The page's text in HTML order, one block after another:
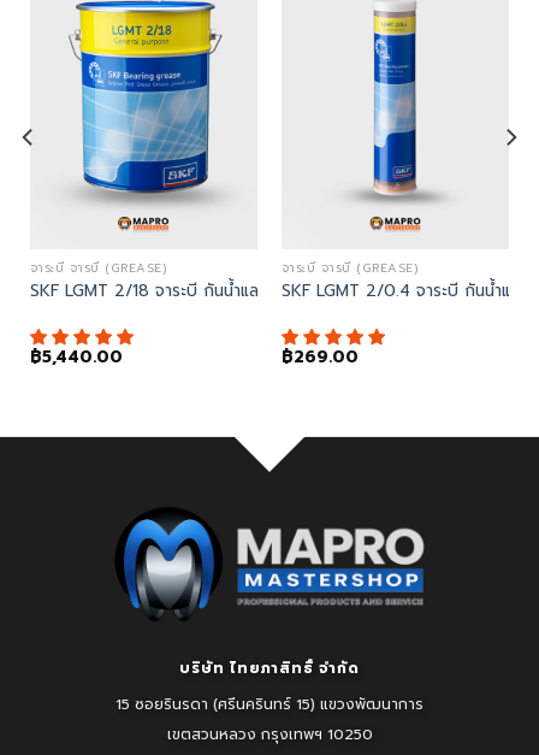
จาระบี จารบี (GREASE)
SKF LGMT 2/18 จาระบี กันน้ำและสนิมได้ดี
฿5,440.00
จาระบี จารบี (GREASE)
SKF LGMT 2/0.4 จาระบี กันน้ำและ
฿269.00
ดความตึงสายพาน (Belt frequency meter) ทดแทนด้วย TKBT 10
บริษัท ไทยภาสิทธิ์ จำกัด
15 ซอยรินรดา (ศรีนครินทร์ 15) แขวงพัฒนาการ
เขตสวนหลวง กรุงเทพฯ 10250